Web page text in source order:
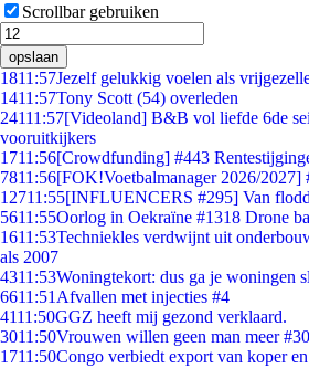
Scrollbar gebruiken
opslaan
1811:57Jezelf gelukkig voelen als
1411:57Tony Scott (54) overleden
24111:57[Videoland] B&B vol liefde 6de
vooruitkijkers
1711:56[Crowdfunding] #443
7811:56[FOK!Voetbalmanager 2026/2027]
12711:55[INFLUENCERS #295] Van
5611:55Oorlog in Oekraïne #1318 Drone
1611:53Techniekles verdwijnt uit
als 2007
4311:53Woningtekort: dus ga je woningen
6611:51 Afvallen met injecties #4
4111:50GGZ heeft mij gezond verklaard.
3011:50Vrouwen willen geen man meer #30
1711:50Congo verbiedt export van koper